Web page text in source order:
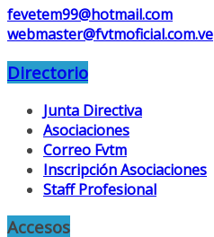
fevetem99@hotmail.com
webmaster@fvtmoficial.com.ve
Directorio
Junta Directiva
Asociaciones
Correo Fvtm
Inscripción Asociaciones
Staff Profesional
Accesos